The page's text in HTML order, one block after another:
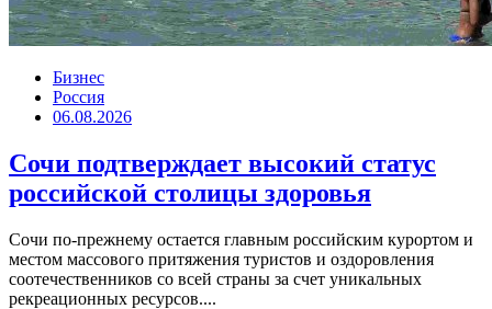
Бизнес
Россия
06.08.2026
Сочи подтверждает высокий статус
российской столицы здоровья
Сочи по-прежнему остается главным российским курортом и
местом массового притяжения туристов и оздоровления
соотечественников со всей страны за счет уникальных
рекреационных ресурсов....